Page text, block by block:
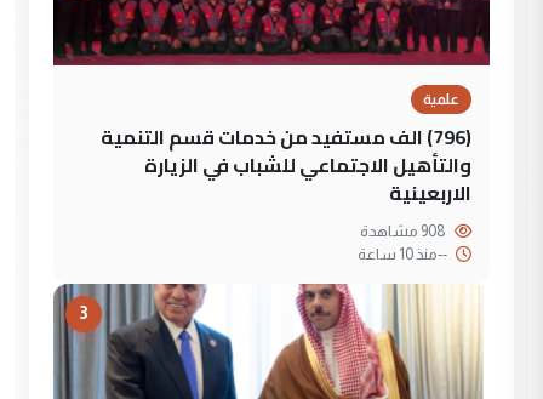
علمية
(796) الف مستفيد من خدمات قسم التنمية
والتأهيل الاجتماعي للشباب في الزيارة
الاربعينية
--منذ 10 ساعة
3